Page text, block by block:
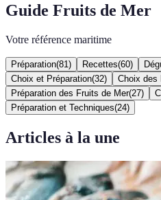
Guide Fruits de Mer
Votre référence maritime
Préparation(81 ) Recettes(60)
Choix et Préparation(32) Choix des
Préparation des Fruits de Mer(27)
Préparation et Techniques(24)
Articles à la une